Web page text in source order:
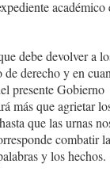
académico
debe devolver a
de derecho y en
presente Gobierno
más que agrietar
que las urnas
combatir la
y los hechos.